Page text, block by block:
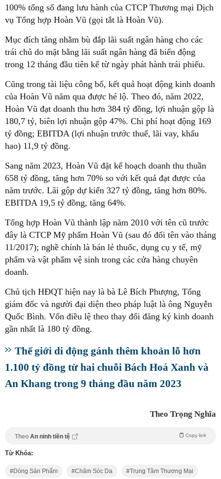
100% tổng số đang lưu hành của CTCP Thương mại Dịch
vụ Tổng hợp Hoàn Vũ (gọi tắt là Hoàn Vũ).
Mục đích tăng nhằm bù đắp lãi suất ngân hàng cho các
trái chủ do mặt bằng lãi suất ngân hàng đã biến động
trong 12 tháng đầu tiên kể từ ngày phát hành trái phiếu.
Cũng trong tài liệu công bố, kết quả hoạt động kinh doanh
của Hoàn Vũ năm qua được hé lộ. Theo đó, năm 2022,
Hoàn Vũ đạt doanh thu hơn 384 tỷ đồng, lợi nhuận gộp là
180,7 tỷ, biên lợi nhuận gộp 47%. Chi phí hoạt động 169
tỷ đồng; EBITDA (lợi nhuận trước thuế, lãi vay, khấu
hao) 11,9 tỷ đồng.
Sang năm 2023, Hoàn Vũ đặt kế hoạch doanh thu thuần
658 tỷ đồng, tăng hơn 70% so với kết quả đạt được của
năm trước. Lãi gộp dự kiến 327 tỷ đồng, tăng hơn 80%.
EBITDA 19,5 tỷ đồng, tăng 64%.
Tổng hợp Hoàn Vũ thành lập năm 2010 với tên cũ trước
đây là CTCP Mỹ phẩm Hoàn Vũ (sau đó đổi tên vào tháng
11/2017); nghề chính là bán lẻ thuốc, dụng cụ y tế, mỹ
phẩm và vật phẩm vệ sinh trong các cửa hàng chuyên
doanh.
Chủ tịch HĐQT hiện nay là bà Lê Bích Phượng, Tổng
giám đốc và người đại diện theo pháp luật là ông Nguyễn
Quốc Bình. Vốn điều lệ theo thay đổi đăng ký kinh doanh
gần nhất là 180 tỷ đồng.
Thế giới di động gánh thêm khoản lỗ hơn
1.100 tỷ đồng từ hai chuỗi Bách Hoá Xanh và
An Khang trong 9 tháng đầu năm 2023
Theo Trọng Nghĩa
Theo An ninh tiền tệ Copy link
Từ Khóa:
Dòng Sản Phẩm Chăm Sóc Da Trung Tâm Thương Mại